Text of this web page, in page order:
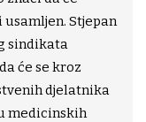
Stjepan
sindikata
će se kroz
djelatnika
medicinskih